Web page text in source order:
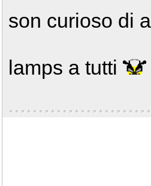
son curioso di
lamps a tutti